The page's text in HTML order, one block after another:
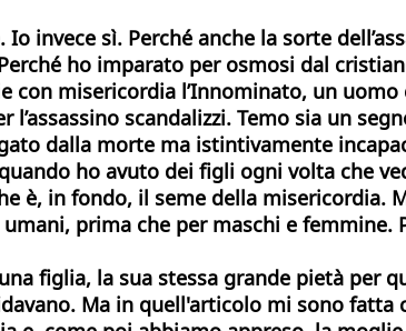
Io invece sì. Perché anche la sorte
ho imparato per osmosi dal
con misericordia l’Innominato, un uomo
l’assassino scandalizzi. Temo sia un
dalla morte ma istintivamente
ho avuto dei figli ogni volta che
è, in fondo, il seme della misericordia.
prima che per maschi e
figlia, la sua stessa grande pietà per
Ma in quell'articolo mi sono fatta